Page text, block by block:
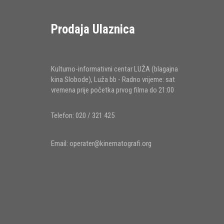
Prodaja Ulaznica
Kulturno-informativni centar LUŽA (blagajna
kina Slobode), Luža bb - Radno vrijeme: sat
vremena prije početka prvog filma do 21:00
Telefon: 020 / 321 425
Email: operater@kinematografi.org